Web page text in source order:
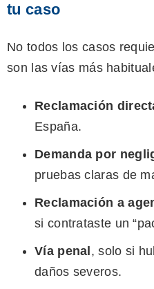
tu caso
No todos los casos
son las vías más
Reclamación
España.
Demanda por
pruebas claras de
Reclamación a
si contrataste un
Vía penal , solo si
daños severos.